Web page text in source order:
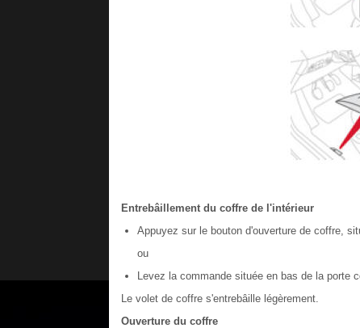
Entrebâillement du coffre de l'intérieur
Appuyez sur le bouton d'ouverture de coffre,
ou
Levez la commande située en bas de la porte
Le volet de coffre s'entrebâille légèrement.
Ouverture du coffre